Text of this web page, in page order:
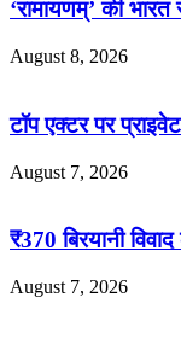
‘रामायणम्’ की
August 8, 2026
टॉप एक्टर पर
August 7, 2026
₹370 बिरयानी
August 7, 2026